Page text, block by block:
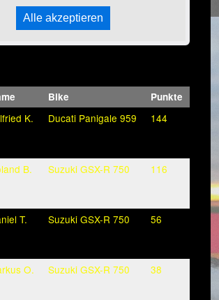
Alle akzeptieren
Bike Punkte
K. Ducati Panigale 959 144
B. Suzuki GSX-R 750 116
T. Suzuki GSX-R 750 56
O. Suzuki GSX-R 750 38